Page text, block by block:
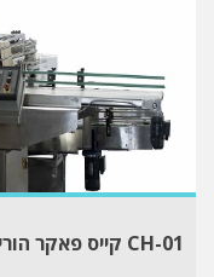
CH-01 קייס פאקר הוריזונטלי